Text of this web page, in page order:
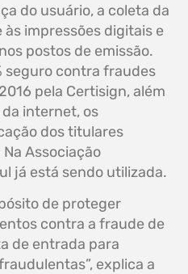
do usuário, a coleta da
impressões digitais e
postos de emissão.
seguro contra fraudes
pela Certisign, além
internet, os
dos titulares
Associação
já está sendo utilizada.
de proteger
contra a fraude de
de entrada para
explica a